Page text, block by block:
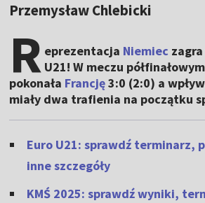
Przemysław Chlebicki
R eprezentacja Niemiec
U21! W meczu
pokonała Francję3:0 (2:0) a
miały dwa trafienia na początku
Euro U21: sprawdź terminarz,
inne szczegóły
KMŚ 2025: sprawdź wyniki,